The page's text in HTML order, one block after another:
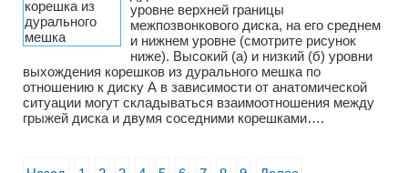
уровне верхней границы
межпозвонкового диска, на его среднем
и нижнем уровне (смотрите рисунок
ниже). Высокий (а) и низкий (б) уровни
выхождения корешков из дурального мешка по
отношению к диску А в зависимости от анатомической
ситуации могут складываться взаимоотношения между
грыжей диска и двумя соседними корешками….